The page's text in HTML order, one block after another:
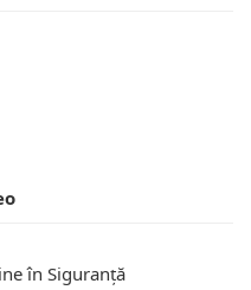
în Siguranță